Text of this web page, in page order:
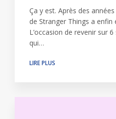
Ça y est. Après des
de Stranger Things a enfin
L’occasion de revenir sur
qui…
LIRE PLUS